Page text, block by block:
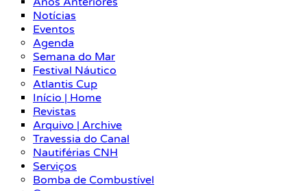
Notícias
Eventos
Agenda
Semana do Mar
Festival Náutico
Atlantis Cup
Início | Home
Revistas
Arquivo | Archive
Travessia do Canal
Nautiférias CNH
Serviços
Bomba de Combustível